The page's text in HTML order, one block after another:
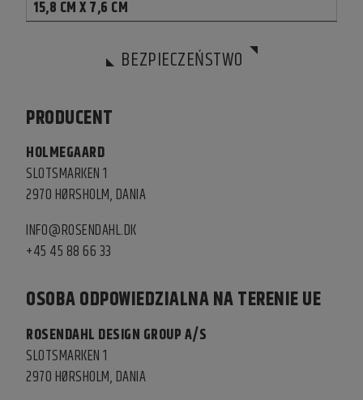
15,8 CM X 7,6 CM
BEZPIECZEŃSTWO
PRODUCENT
HOLMEGAARD
SLOTSMARKEN 1
2970 HØRSHOLM, DANIA
INFO@ROSENDAHL.DK
+45 45 88 66 33
OSOBA ODPOWIEDZIALNA NA TERENIE UE
ROSENDAHL DESIGN GROUP A/S
SLOTSMARKEN 1
2970 HØRSHOLM, DANIA